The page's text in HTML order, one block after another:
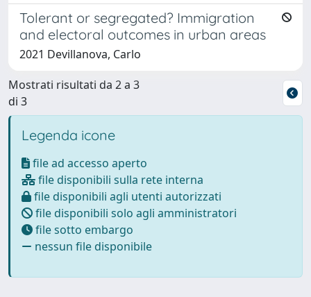
Tolerant or segregated? Immigration
and electoral outcomes in urban areas
2021 Devillanova, Carlo
Mostrati risultati da 2 a 3
di 3
Legenda icone
file ad accesso aperto
file disponibili sulla rete interna
file disponibili agli utenti autorizzati
file disponibili solo agli amministratori
file sotto embargo
nessun file disponibile